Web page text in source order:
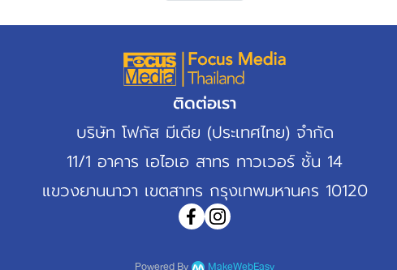
ติดต่อเรา
บริษัท โฟกัส มีเดีย (ประเทศไทย) จำกัด
11/1 อาคาร เอไอเอ สาทร ทาวเวอร์ ชั้น 14
แขวงยานนาวา เขตสาทร กรุงเทพมหานคร 10120